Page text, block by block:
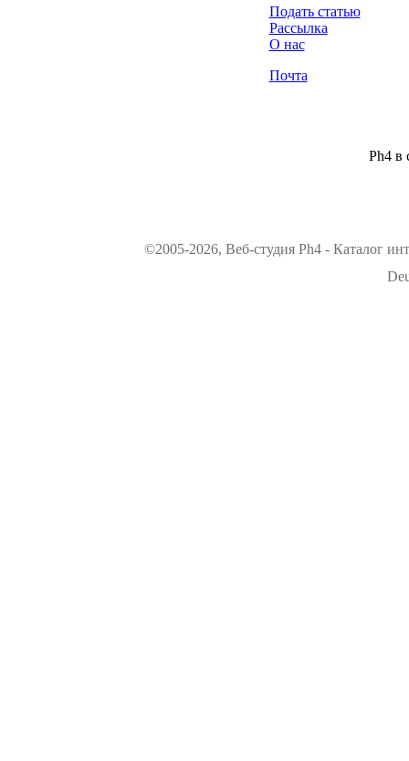
Подать статью
Рассылка
О нас
Почта
Ph4 в
©2005-2026, Веб-студия Ph4 - Каталог